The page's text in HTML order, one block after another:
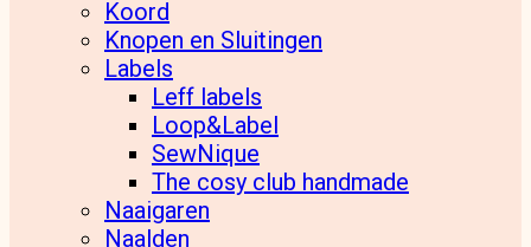
Koord
Knopen en Sluitingen
Labels
Leff labels
Loop&Label
SewNique
The cosy club handmade
Naaigaren
Naalden